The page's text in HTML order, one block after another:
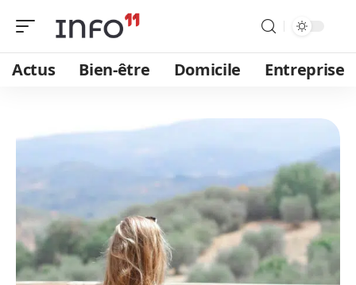
Actus Bien-être Domicile Entreprise